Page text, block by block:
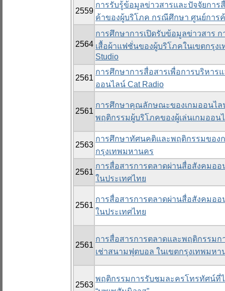
2559
การรับรู้ข้อมูลข่าวสารและปัจจัยกา
ค้าของผู้บริโภค กรณีศึกษา ศูนย์การ
2564
การศึกษาการเปิดรับข้อมูลข่าวสาร
เสื้อผ้าแฟชั่นของผู้บริโภคในเขตกรุง
Studio
2561
การศึกษาการสื่อสารเพื่อการบริหาร
ออนไลน์ Cat Radio
2561
การศึกษาคุณลักษณะของเกมออนไล
พฤติกรรมผู้บริโภคของผู้เล่นเกมออน
2563
การศึกษาทัศนคติและพฤติกรรมของ
กรุงเทพมหานคร
2561
การสื่อสารการตลาดผ่านสื่อสังคมอ
ในประเทศไทย
2561
การสื่อสารการตลาดผ่านสื่อสังคมอ
ในประเทศไทย
2561
การสื่อสารการตลาดและพฤติกรรม
เช่าสนามฟุตบอล ในเขตกรุงเทพมห
2563
พฤติกรรมการรับชมละครโทรทัศน์ที่